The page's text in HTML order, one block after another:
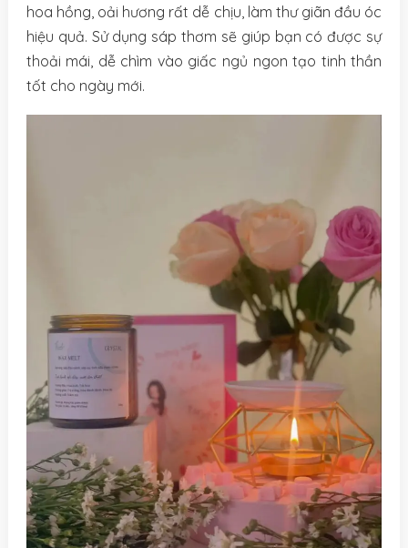
hoa hồng, oải hương rất dễ chịu, làm thư giãn đầu óc
hiệu quả. Sử dụng sáp thơm sẽ giúp bạn có được sự
thoải mái, dễ chìm vào giấc ngủ ngon tạo tinh thần
tốt cho ngày mới.